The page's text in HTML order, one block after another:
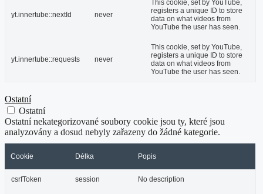
yt.innertube::nextId never
This cookie, set by YouTube,
registers a unique ID to store
data on what videos from
YouTube the user has seen.
yt.innertube::requests never
This cookie, set by YouTube,
registers a unique ID to store
data on what videos from
YouTube the user has seen.
Ostatní
Ostatní
Ostatní nekategorizované soubory cookie jsou ty, které jsou
analyzovány a dosud nebyly zařazeny do žádné kategorie.
Cookie Délka Popis
csrfToken session No description